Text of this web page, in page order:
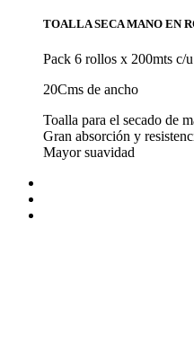
TOALLA SECA MANO EN
Pack 6 rollos x 200mts c/
20Cms de ancho
Toalla para el secado de
Gran absorción y
Mayor suavidad